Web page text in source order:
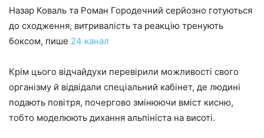
Назар Коваль та Роман Городечний серйозно готуються
до сходження, витривалість та реакцію тренують
боксом, пише 24 канал
Крім цього відчайдухи перевірили можливості свого
організму й відвідали спеціальний кабінет, де людині
подають повітря, почергово змінюючи вміст кисню,
тобто моделюють дихання альпініста на висоті.